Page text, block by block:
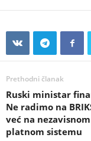
Prethodni članak
Ruski ministar
Ne radimo na
već na nezavisnom
platnom sistemu